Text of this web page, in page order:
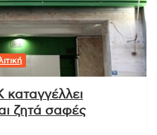
ζητά σαφές